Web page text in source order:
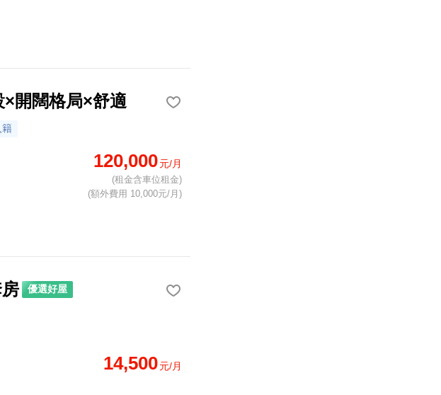
開闊格局×舒適
籍
120,000元/月
(租金含車位租金)
(額外費用 10,000元/月)
優選好屋
14,500元/月